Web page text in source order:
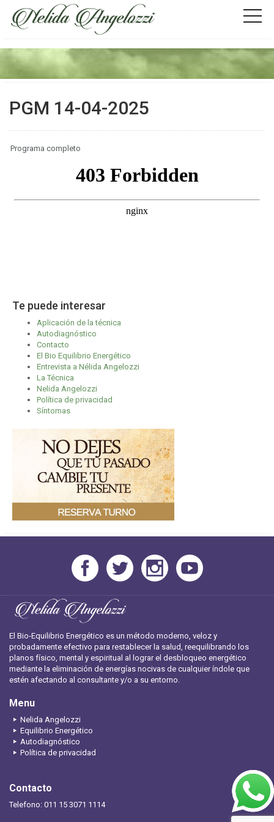
PGM 14-04-2025
Programa completo
Te puede interesar
Aplicación de la técnica
Autodiagnóstico
Contacto
El Bio Equilibrio Energético
Entrevista a Nélida Angelozzi
La Técnica
Nelida Angelozzi
Política de privacidad
Síntomas
El Bio-Equilibrio Energético es un método moderno, veloz y
probadamente efectivo para restablecer la salud, reequilibrando los
planos físico, mental y espiritual al lograr el desbloqueo energético
mediante la eliminación de energías nocivas de cualquier índole que
estén afectando al consultante y/o a su entorno.
Menu
Nelida Angelozzi
Equilibrio Energético
Autodiagnóstico
Política de privacidad
Contacto
Telefono: 011 15 3071 1114